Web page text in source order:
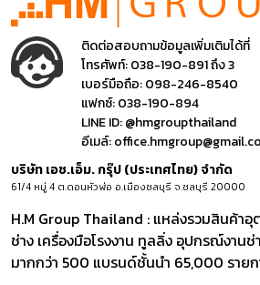
ติดต่อสอบถามข้อมูลเพิ่มเติมได้ที่
โทรศัพท์:038-190-891 ถึง 3
เบอร์มือถือ:098-246-8540
แฟกซ์:038-190-894
LINE ID:@hmgroupthailand
อีเมล์:
บริษัท เอช.เอ็ม. กรุ๊ป (ประเทศไทย) จำกัด
61/4 หมู่ 4 ต.ดอนหัวฬ่อ อ.เมืองชลบุรี จ.ชลบุรี 20000
H.M Group Thailand : แหล่งรวมสินค้าอุ
ช่าง เครื่องมือโรงงาน ทูลลิ่ง อุปกรณ์งาน
มากกว่า 500 แบรนด์ชั้นนำ 65,000 รายก